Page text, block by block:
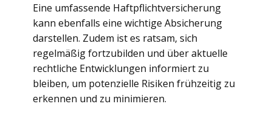
Eine umfassende Haftpflichtversicherung
kann ebenfalls eine wichtige Absicherung
darstellen. Zudem ist es ratsam, sich
regelmäßig fortzubilden und über aktuelle
rechtliche Entwicklungen informiert zu
bleiben, um potenzielle Risiken frühzeitig zu
erkennen und zu minimieren.